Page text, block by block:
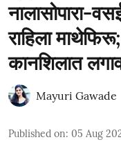
नालासोपारा-
राहिला
कानशिलात
Mayuri Gawade
Published on: 05 Aug